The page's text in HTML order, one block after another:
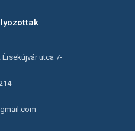
utca 7-